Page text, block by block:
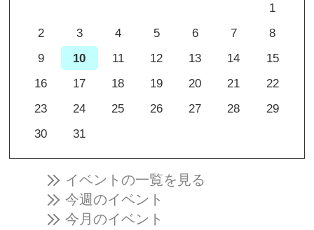
1
2
3 4 5 6 7
8
9
10 11 12 13 14
15
16
17 18 19 20 21
22
23
24 25 26 27 28
29
30
31
イベントの一覧を見る
今週のイベント
今月のイベント